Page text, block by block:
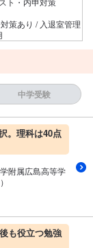
策あり / 入退室管理
中学受験
。理科は40点
附属広島高等学
も役立つ勉強